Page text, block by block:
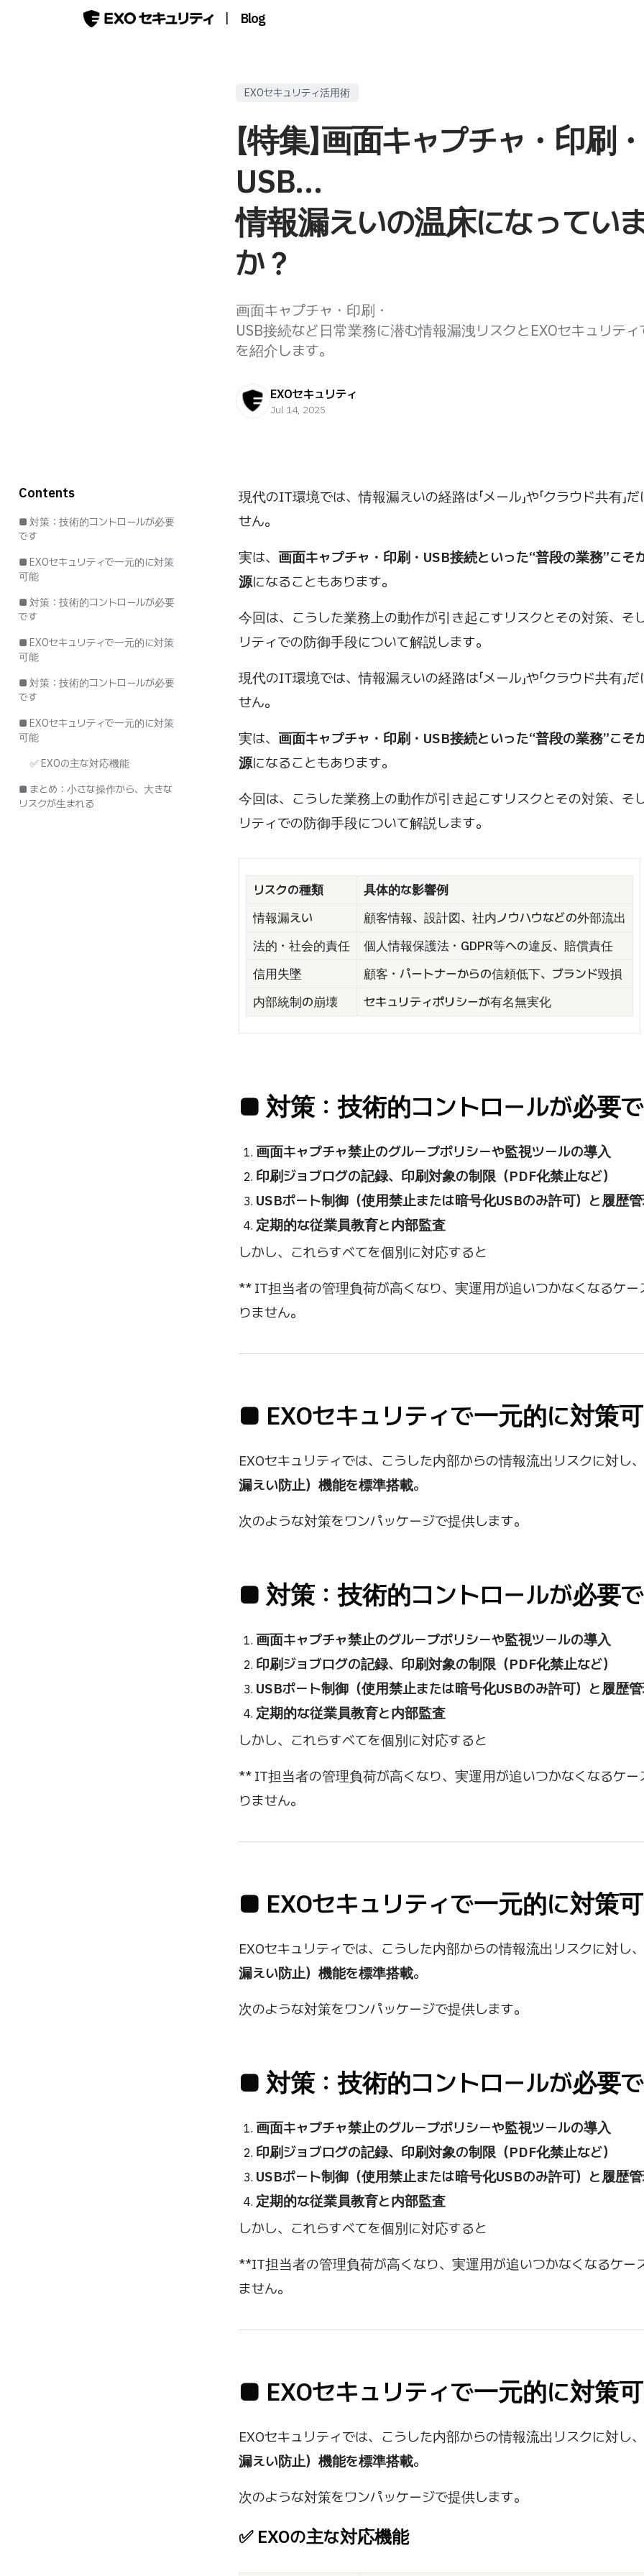
| Blog
EXOセキュリティ活用術
【特集】画面キャプチャ・印刷・
USB…
情報漏えいの温床になってい
か？
画面キャプチャ・印刷・
USB接続など日常業務に潜む情報漏洩リスクとEXOセキュリテ
を紹介します。
EXOセキュリティ
Jul 14, 2025
現代のIT環境では、情報漏えいの経路は「メール」や「クラウド共有」
せん。
実は、 画面キャプチャ・印刷・USB接続といった“普段の業務”こそ
源になることもあります。
今回は、こうした業務上の動作が引き起こすリスクとその対策、そ
リティでの防御手段について解説します。
現代のIT環境では、情報漏えいの経路は「メール」や「クラウド共有」
せん。
実は、 画面キャプチャ・印刷・USB接続といった“普段の業務”こそ
源になることもあります。
今回は、こうした業務上の動作が引き起こすリスクとその対策、そ
リティでの防御手段について解説します。
リスクの種類
具体的な影響例
情報漏えい
顧客情報、設計図、社内ノウハウなどの外部流出
法的・社会的責任
個人情報保護法・GDPR等への違反、賠償責任
信用失墜
顧客・パートナーからの信頼低下、ブランド毀損
内部統制の崩壊
セキュリティポリシーが有名無実化
■ 対策：技術的コントロールが必要
画面キャプチャ禁止のグループポリシーや監視ツールの導入
印刷ジョブログの記録、印刷対象の制限（PDF化禁止など）
USBポート制御（使用禁止または暗号化USBのみ許可）と履歴
定期的な従業員教育と内部監査
しかし、これらすべてを個別に対応すると
** IT担当者の管理負荷が高くなり、実運用が追いつかなくなるケー
りません。
■ EXOセキュリティで一元的に対策
EXOセキュリティでは、こうした内部からの情報流出リスクに対し、
漏えい防止）機能を標準搭載。
次のような対策をワンパッケージで提供します。
■ 対策：技術的コントロールが必要
画面キャプチャ禁止のグループポリシーや監視ツールの導入
印刷ジョブログの記録、印刷対象の制限（PDF化禁止など）
USBポート制御（使用禁止または暗号化USBのみ許可）と履歴
定期的な従業員教育と内部監査
しかし、これらすべてを個別に対応すると
** IT担当者の管理負荷が高くなり、実運用が追いつかなくなるケー
りません。
■ EXOセキュリティで一元的に対策
EXOセキュリティでは、こうした内部からの情報流出リスクに対し、
漏えい防止）機能を標準搭載。
次のような対策をワンパッケージで提供します。
■ 対策：技術的コントロールが必要
画面キャプチャ禁止のグループポリシーや監視ツールの導入
印刷ジョブログの記録、印刷対象の制限（PDF化禁止など）
USBポート制御（使用禁止または暗号化USBのみ許可）と履歴
定期的な従業員教育と内部監査
しかし、これらすべてを個別に対応すると
**IT担当者の管理負荷が高くなり、実運用が追いつかなくなるケー
ません。
■ EXOセキュリティで一元的に対策
EXOセキュリティでは、こうした内部からの情報流出リスクに対し、
漏えい防止）機能を標準搭載。
次のような対策をワンパッケージで提供します。
✅ EXOの主な対応機能
Contents
■ 対策：技術的コントロールが必要
です
■ EXOセキュリティで一元的に対策
可能
■ 対策：技術的コントロールが必要
です
■ EXOセキュリティで一元的に対策
可能
■ 対策：技術的コントロールが必要
です
■ EXOセキュリティで一元的に対策
可能
✅ EXOの主な対応機能
■ まとめ：小さな操作から、大きな
リスクが生まれる